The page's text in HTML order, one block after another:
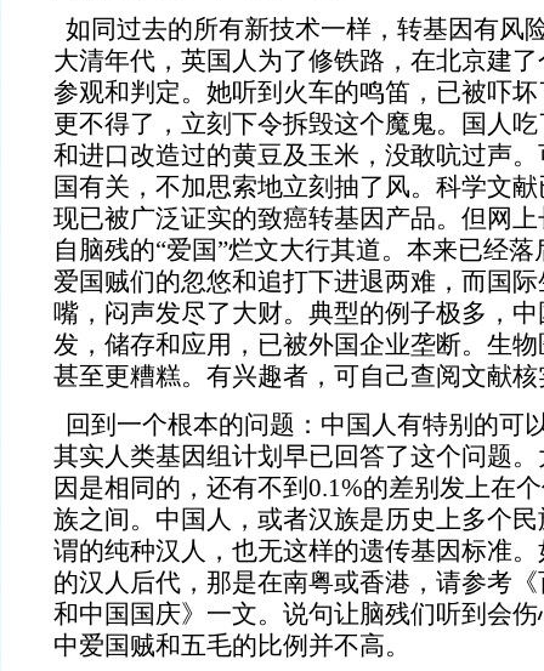
如同过去的所有新技术一样，转基因有风
大清年代，英国人为了修铁路，在北京建
参观和判定。她听到火车的鸣笛，已被吓
更不得了，立刻下令拆毁这个魔鬼。国人
和进口改造过的黄豆及玉米，没敢吭过声
国有关，不加思索地立刻抽了风。科学文
现已被广泛证实的致癌转基因产品。但网
自脑残的“爱国”烂文大行其道。本来已经
爱国贼们的忽悠和追打下进退两难，而国
嘴，闷声发尽了大财。典型的例子极多，
发，储存和应用，已被外国企业垄断。生
甚至更糟糕。有兴趣者，可自己查阅文献核
回到一个根本的问题：中国人有特别的可
其实人类基因组计划早已回答了这个问题
因是相同的，还有不到0.1%的差别发上在
族之间。中国人，或者汉族是历史上多个
谓的纯种汉人，也无这样的遗传基因标准
的汉人后代，那是在南粤或香港，请参考《
和中国国庆》一文。说句让脑残们听到会
中爱国贼和五毛的比例并不高。